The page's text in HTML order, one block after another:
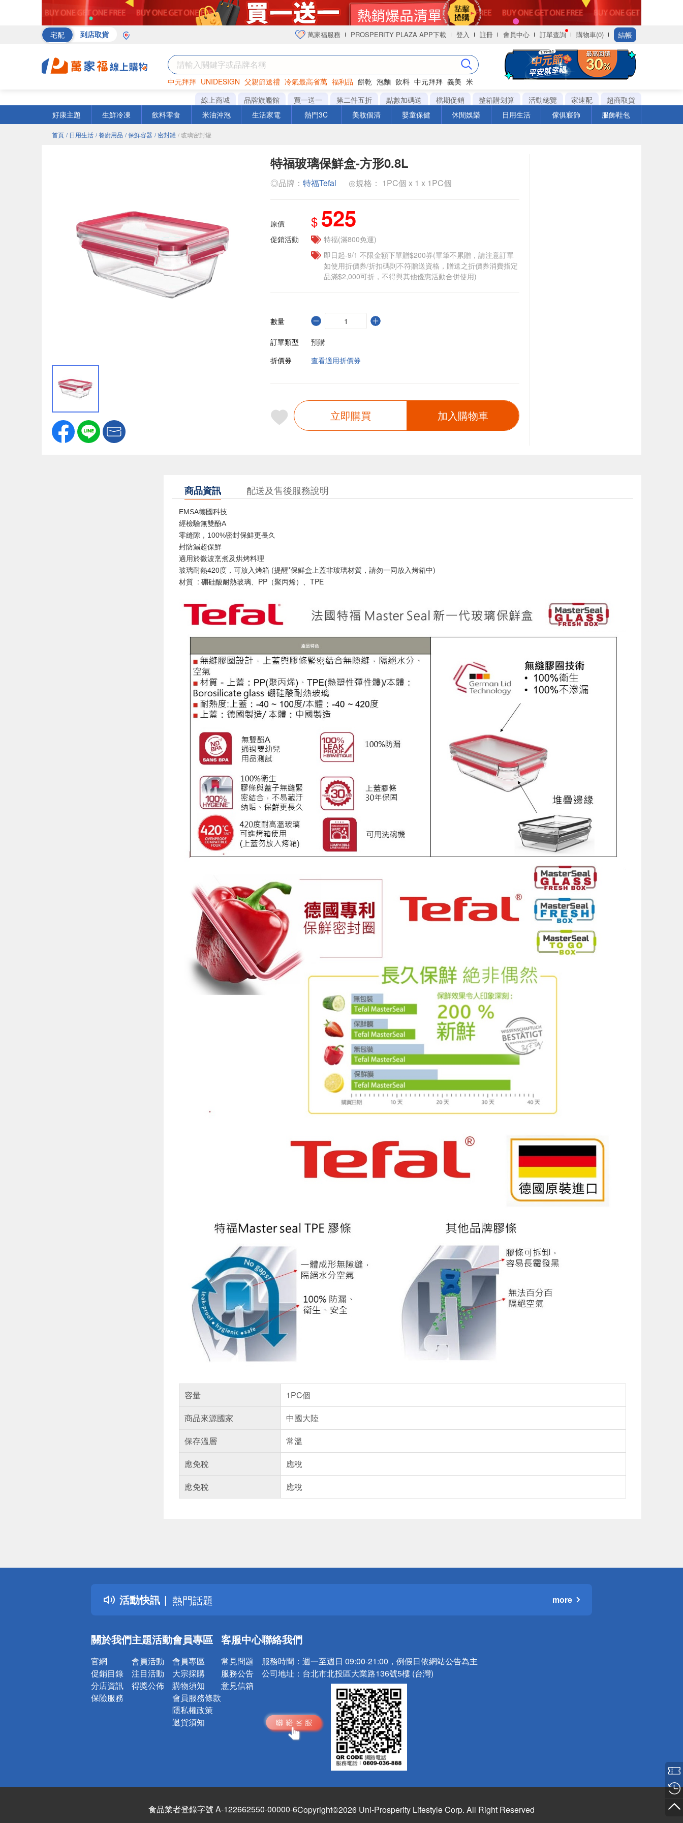
宅配 到店取貨 萬家福服務 PROSPERITY PLAZA APP下載 登入 註冊 會員中心 訂單查詢 購物車(0) 結帳
中元拜拜 UNIDESIGN 父親節送禮 冷氣最高省萬 福利品 餅乾 泡麵 飲料 中元拜拜 義美 米
巧克力 罐頭 衛生紙
線上商城 品牌旗艦館 買一送一 第二件五折 點數加碼送 檔期促銷 整箱購划算 活動總覽 家速配
超商取貨
好康主題
生鮮冷凍 飲料零食 米油沖泡 生活家電 熱門3C 美妝個清 嬰童保健 休閒娛樂 日用生活 傢俱寢飾 服飾鞋包
首頁 / 日用生活 / 餐廚用品 / 保鮮容器 / 密封罐 / 玻璃密封罐
特福玻璃保鮮盒-方形0.8L
◎品牌： 特福Tefal ◎規格： 1PC個 x 1 x 1PC個
原價 $ 525
促銷活動
特福(滿800免運)
即日起-9/1 不限金額下單贈$200券(單筆不累贈，請注意訂單
如使用折價券/折扣碼則不符贈送資格，贈送之折價券消費指定
品滿$2,000可折，不得與其他優惠活動合併使用)
數量
訂單類型
預購
折價券
查看適用折價券
立即購買 加入購物車
商品資訊 配送及售後服務說明
EMSA德國科技
經檢驗無雙酚A
零縫隙，100%密封保鮮更長久
封防漏超保鮮
適用於微波烹煮及烘烤料理
玻璃耐熱420度，可放入烤箱 (提醒*保鮮盒上蓋非玻璃材質，請勿一同放入烤箱中)
材質 : 硼硅酸耐熱玻璃、PP（聚丙烯）、TPE
容量
1PC個
商品來源國家
中國大陸
保存溫層
常溫
應免稅
應稅
應免稅
應稅
活動快訊
詐騙網頁！請小心！
得獎公告
熱門話題
銀行優惠
詐騙網頁！請小心！
more
關於我們
官網
促銷目錄
分店資訊
保險服務
主題活動
會員活動
注目活動
得獎公佈
會員專區
會員專區
大宗採購
購物須知
會員服務條款
隱私權政策
退貨須知
客服中心
常見問題
服務公告
意見信箱
聯絡我們
服務時間： 週一至週日 09:00-21:00，例假日依網站公告為主
公司地址： 台北市北投區大業路136號5樓 (台灣)
食品業者登錄字號 A-122662550-00000-6Copyright©2026 Uni-Prosperity Lifestyle Corp. All Right Reserved